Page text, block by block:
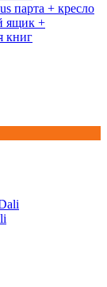
парта + кресло
ящик +
книг